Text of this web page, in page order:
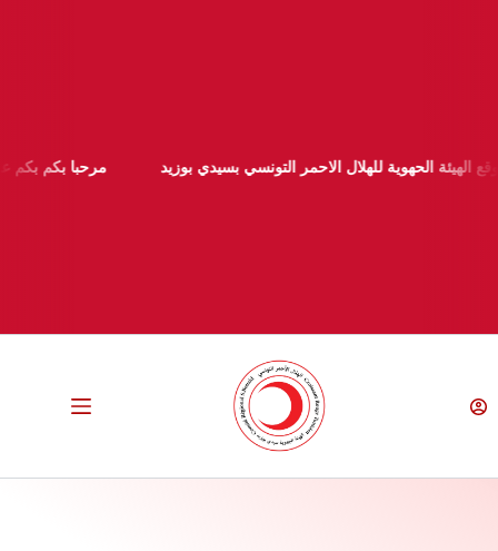
الحهوية للهلال الاحمر التونسي بسيدي بوزيد مرحبا بكم بكم على